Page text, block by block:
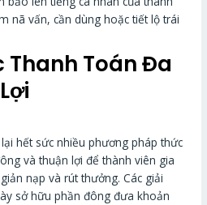
nã vấn, cần dùng hoặc tiết lộ trái
Thanh Toán Đa
hết sức nhiều phương pháp thức
và thuận lợi để thành viên gia
nạp và rút thưởng. Các giải
sở hữu phần đông đưa khoản